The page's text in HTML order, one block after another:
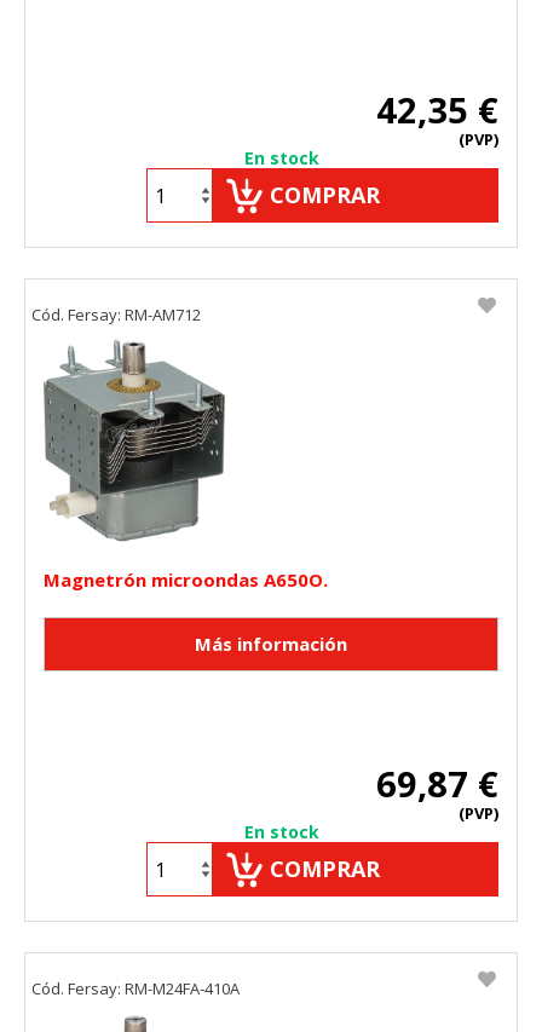
42,35 €
(PVP)
En stock
COMPRAR
Magnetrón microondas A650O.
69,87 €
(PVP)
En stock
COMPRAR
Cód. Fersay: RM-AM712
Cód. Fersay: RM-M24FA-410A